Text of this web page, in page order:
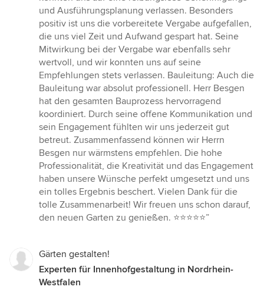
und Ausführungsplanung verlassen. Besonders
positiv ist uns die vorbereitete Vergabe aufgefallen,
die uns viel Zeit und Aufwand gespart hat. Seine
Mitwirkung bei der Vergabe war ebenfalls sehr
wertvoll, und wir konnten uns auf seine
Empfehlungen stets verlassen. Bauleitung: Auch die
Bauleitung war absolut professionell. Herr Besgen
hat den gesamten Bauprozess hervorragend
koordiniert. Durch seine offene Kommunikation und
sein Engagement fühlten wir uns jederzeit gut
betreut. Zusammenfassend können wir Herrn
Besgen nur wärmstens empfehlen. Die hohe
Professionalität, die Kreativität und das Engagement
haben unsere Wünsche perfekt umgesetzt und uns
ein tolles Ergebnis beschert. Vielen Dank für die
tolle Zusammenarbeit! Wir freuen uns schon darauf,
den neuen Garten zu genießen. ⭐⭐⭐⭐⭐”
Gärten gestalten!
Experten für Innenhofgestaltung in Nordrhein-
Westfalen